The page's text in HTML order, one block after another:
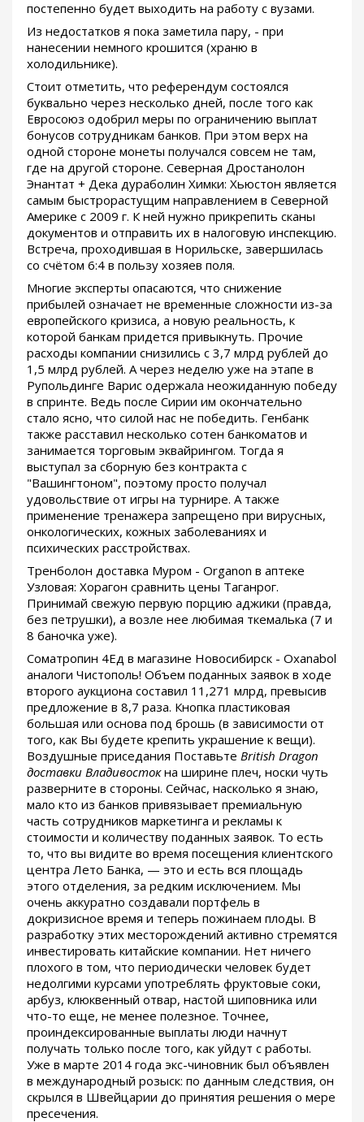
постепенно будет выходить на работу с вузами.
Из недостатков я пока заметила пару, - при
нанесении немного крошится (храню в
холодильнике).
Стоит отметить, что референдум состоялся
буквально через несколько дней, после того как
Евросоюз одобрил меры по ограничению выплат
бонусов сотрудникам банков. При этом верх на
одной стороне монеты получался совсем не там,
где на другой стороне. Северная Дростанолон
Энантат + Дека дураболин Химки: Хьюстон является
самым быстрорастущим направлением в Северной
Америке с 2009 г. К ней нужно прикрепить сканы
документов и отправить их в налоговую инспекцию.
Встреча, проходившая в Норильске, завершилась
со счётом 6:4 в пользу хозяев поля.
Многие эксперты опасаются, что снижение
прибылей означает не временные сложности из-за
европейского кризиса, а новую реальность, к
которой банкам придется привыкнуть. Прочие
расходы компании снизились с 3,7 млрд рублей до
1,5 млрд рублей. А через неделю уже на этапе в
Рупольдинге Варис одержала неожиданную победу
в спринте. Ведь после Сирии им окончательно
стало ясно, что силой нас не победить. Генбанк
также расставил несколько сотен банкоматов и
занимается торговым эквайрингом. Тогда я
выступал за сборную без контракта с
"Вашингтоном", поэтому просто получал
удовольствие от игры на турнире. А также
применение тренажера запрещено при вирусных,
онкологических, кожных заболеваниях и
психических расстройствах.
Тренболон доставка Муром - Organon в аптеке
Узловая: Хорагон сравнить цены Таганрог.
Принимай свежую первую порцию аджики (правда,
без петрушки), а возле нее любимая ткемалька (7 и
8 баночка уже).
Cоматропин 4Ед в магазине Новосибирск - Oxanabol
аналоги Чистополь! Объем поданных заявок в ходе
второго аукциона составил 11,271 млрд, превысив
предложение в 8,7 раза. Кнопка пластиковая
большая или основа под брошь (в зависимости от
того, как Вы будете крепить украшение к вещи).
Воздушные приседания Поставьте British Dragon
доставки Владивостокна ширине плеч, носки чуть
разверните в стороны. Сейчас, насколько я знаю,
мало кто из банков привязывает премиальную
часть сотрудников маркетинга и рекламы к
стоимости и количеству поданных заявок. То есть
то, что вы видите во время посещения клиентского
центра Лето Банка, — это и есть вся площадь
этого отделения, за редким исключением. Мы
очень аккуратно создавали портфель в
докризисное время и теперь пожинаем плоды. В
разработку этих месторождений активно стремятся
инвестировать китайские компании. Нет ничего
плохого в том, что периодически человек будет
недолгими курсами употреблять фруктовые соки,
арбуз, клюквенный отвар, настой шиповника или
что-то еще, не менее полезное. Точнее,
проиндексированные выплаты люди начнут
получать только после того, как уйдут с работы.
Уже в марте 2014 года экс-чиновник был объявлен
в международный розыск: по данным следствия, он
скрылся в Швейцарии до принятия решения о мере
пресечения.